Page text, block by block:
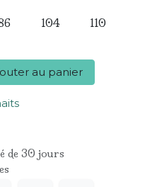
104 110
au panier
de 30 jours